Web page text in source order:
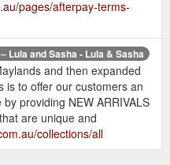
pages/afterpay-terms-
Lula and Sasha - Lula & Sasha
and then expanded
is to offer our customers an
providing NEW ARRIVALS
are unique and
collections/all